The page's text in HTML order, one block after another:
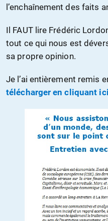
l’enchaînement des faits
Il FAUT lire Frédéric
tout ce qui nous est
sa propre opinion.
Je l’ai entièrement remis
télécharger en cliquant ici